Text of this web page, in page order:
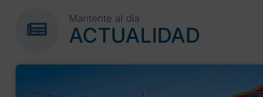
Mantente al día
ACTUALIDAD